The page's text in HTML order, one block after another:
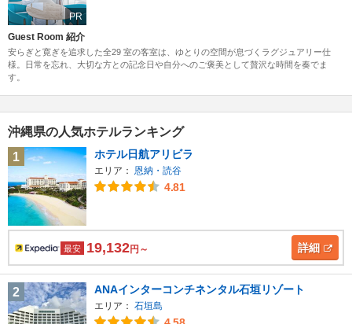
PR
Guest Room 紹介
安らぎと寛ぎを追求した全29 室の客室は、ゆとりの空間が息づくラグジュアリー仕
様。日常を忘れ、大切な方との記念日や自分へのご褒美として贅沢な時間を奏でま
す。
沖縄県の人気ホテルランキング
1
ホテル日航アリビラ
エリア： 恩納・読谷
4.81
最安 19,132円～ 詳細
2 ANAインターコンチネンタル石垣リゾート
エリア： 石垣島